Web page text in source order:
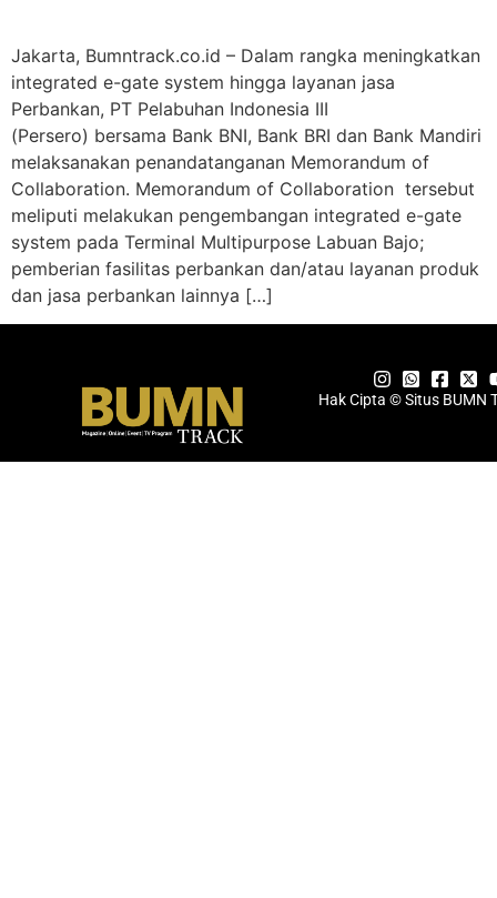
Jakarta, Bumntrack.co.id – Dalam rangka meningkatkan
integrated e-gate system hingga layanan jasa
Perbankan, PT Pelabuhan Indonesia III
(Persero) bersama Bank BNI, Bank BRI dan Bank Mandiri
melaksanakan penandatanganan Memorandum of
Collaboration. Memorandum of Collaboration tersebut
meliputi melakukan pengembangan integrated e-gate
system pada Terminal Multipurpose Labuan Bajo;
pemberian fasilitas perbankan dan/atau layanan produk
dan jasa perbankan lainnya […]
Hak Cipta © Situs BUMN